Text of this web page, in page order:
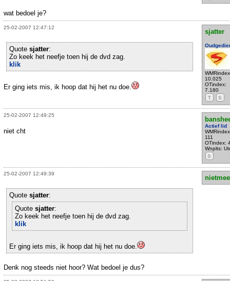
wat bedoel je?
25-02-2007 12:47:12
sjatter
10.025
OTindex:
7.180
T
S
Quote sjatter:
Zo keek het neefje toen hij de dvd zag.
klik
Er ging iets mis, ik hoop dat hij het nu doe.
25-02-2007 12:49:25
Actief lid
111
OTindex:
Wnplts:
S
niet cht
25-02-2007 12:49:39
Quote sjatter:
Quote sjatter:
Zo keek het neefje toen hij de dvd zag.
klik
Er ging iets mis, ik hoop dat hij het nu doe.
Denk nog steeds niet hoor? Wat bedoel je dus?